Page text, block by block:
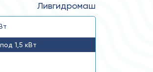
Ливгидромаш
1,5 кВт